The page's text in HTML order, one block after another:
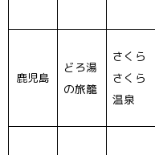
鹿児島
どろ湯
の旅籠
さくら
さくら
温泉